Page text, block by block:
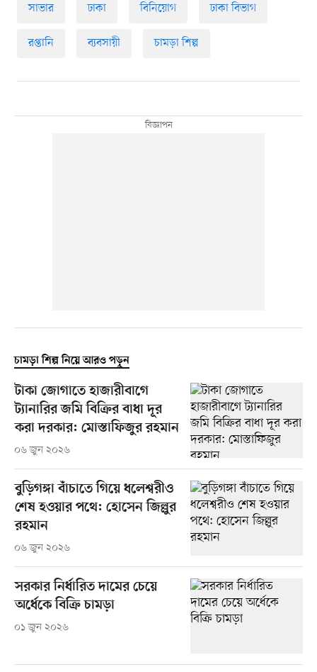
সাভার ঢাকা বিনিয়োগ ঢাকা বিভাগ
রপ্তানি ব্যবসায়ী চামড়া শিল্প
চামড়া শিল্প নিয়ে আরও পড়ুন
টাকা জোগাতে হাজারীবাগে
ট্যানারির জমি বিক্রির বাধা দূর
করা দরকার: মোস্তাফিজুর রহমান
০৬ জুন ২০২৬
বুড়িগঙ্গা বাঁচাতে গিয়ে ধলেশ্বরীও
শেষ হওয়ার পথে: হোসেন জিল্লুর
রহমান
০৬ জুন ২০২৬
সরকার নির্ধারিত দামের চেয়ে
অর্ধেকে বিক্রি চামড়া
০১ জুন ২০২৬